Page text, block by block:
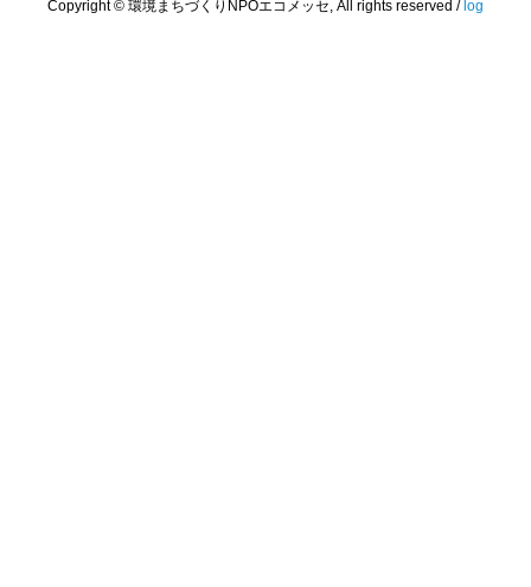
Copyright © 環境まちづくりNPOエコメッセ, All rights reserved / log